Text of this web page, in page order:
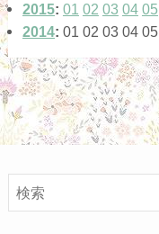
(12)
2015: 01 02 03 04 05
2014: 01 02 03 04 05